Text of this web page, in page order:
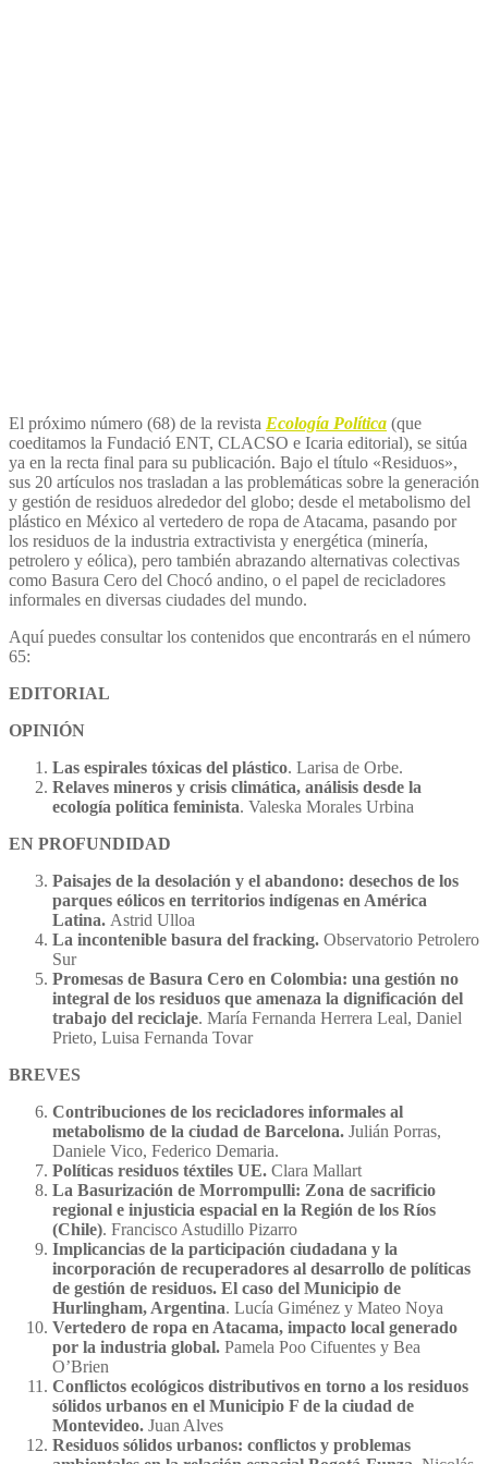
El próximo número (68) de la revista Ecología Política (que
coeditamos la Fundació ENT, CLACSO e Icaria editorial), se sitúa
ya en la recta final para su publicación. Bajo el título «Residuos»,
sus 20 artículos nos trasladan a las problemáticas sobre la generación
y gestión de residuos alrededor del globo; desde el metabolismo del
plástico en México al vertedero de ropa de Atacama, pasando por
los residuos de la industria extractivista y energética (minería,
petrolero y eólica), pero también abrazando alternativas colectivas
como Basura Cero del Chocó andino, o el papel de recicladores
informales en diversas ciudades del mundo.
Aquí puedes consultar los contenidos que encontrarás en el número
65:
EDITORIAL
OPINIÓN
Las espirales tóxicas del plástico. Larisa de Orbe.
Relaves mineros y crisis climática, análisis desde la
ecología política feminista. Valeska Morales Urbina
EN PROFUNDIDAD
Paisajes de la desolación y el abandono: desechos de los
parques eólicos en territorios indígenas en América
Latina. Astrid Ulloa
La incontenible basura del fracking. Observatorio Petrolero
Sur
Promesas de Basura Cero en Colombia: una gestión no
integral de los residuos que amenaza la dignificación del
trabajo del reciclaje. María Fernanda Herrera Leal, Daniel
Prieto, Luisa Fernanda Tovar
BREVES
Contribuciones de los recicladores informales al
metabolismo de la ciudad de Barcelona. Julián Porras,
Daniele Vico, Federico Demaria.
Políticas residuos téxtiles UE. Clara Mallart
La Basurización de Morrompulli: Zona de sacrificio
regional e injusticia espacial en la Región de los Ríos
(Chile). Francisco Astudillo Pizarro
Implicancias de la participación ciudadana y la
incorporación de recuperadores al desarrollo de políticas
de gestión de residuos. El caso del Municipio de
Hurlingham, Argentina. Lucía Giménez y Mateo Noya
Vertedero de ropa en Atacama, impacto local generado
por la industria global. Pamela Poo Cifuentes y Bea
O’Brien
Conflictos ecológicos distributivos en torno a los residuos
sólidos urbanos en el Municipio F de la ciudad de
Montevideo. Juan Alves
Residuos sólidos urbanos: conflictos y problemas